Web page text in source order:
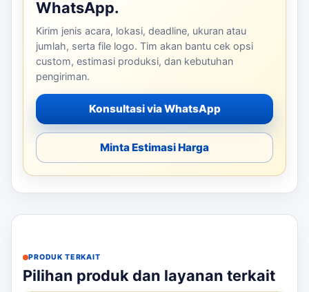
WhatsApp.
Kirim jenis acara, lokasi, deadline, ukuran atau
jumlah, serta file logo. Tim akan bantu cek opsi
custom, estimasi produksi, dan kebutuhan
pengiriman.
Konsultasi via WhatsApp
Minta Estimasi Harga
PRODUK TERKAIT
Pilihan produk dan layanan terkait